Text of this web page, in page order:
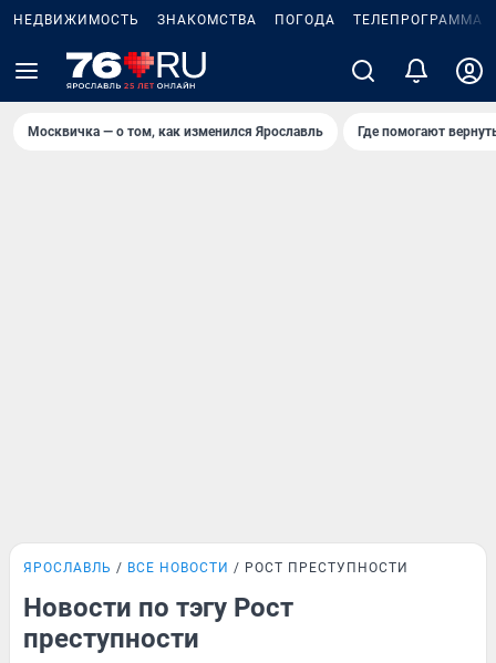
НЕДВИЖИМОСТЬ ЗНАКОМСТВА ПОГОДА ТЕЛЕПРОГРАММА
Москвичка — о том, как изменился Ярославль Где помогают
ЯРОСЛАВЛЬ ВСЕ НОВОСТИ РОСТ ПРЕСТУПНОСТИ
Новости по тэгу Рост
преступности